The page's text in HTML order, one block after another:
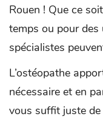
Rouen ! Que ce
temps ou pour des
spécialistes
L’ostéopathe
nécessaire et en
vous suffit juste de